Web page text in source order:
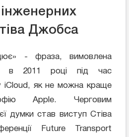
інженерних
Джобса
- фраза, вимовлена
в 2011 році під час
iCloud, як не можна краще
Apple. Черговим
думки став виступ Стіва
Future Transport